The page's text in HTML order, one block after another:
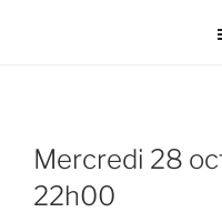
mercredi 28 octobre 2009 à
22h00